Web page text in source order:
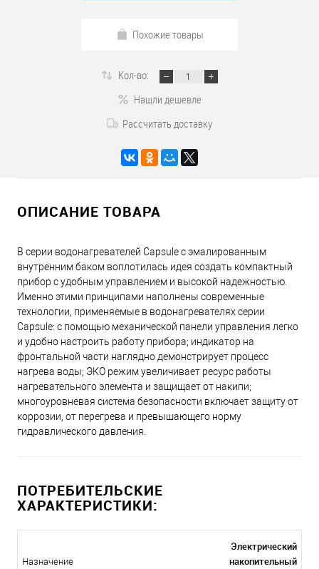
Похожие товары
Кол-во:
Нашли дешевле
Рассчитать доставку
ОПИСАНИЕ ТОВАРА
В серии водонагревателей Capsule с эмалированным
внутренним баком воплотилась идея создать компактный
прибор с удобным управлением и высокой надежностью.
Именно этими принципами наполнены современные
технологии, применяемые в водонагревателях серии
Capsule: с помощью механической панели управления легко
и удобно настроить работу прибора; индикатор на
фронтальной части наглядно демонстрирует процесс
нагрева воды; ЭКО режим увеличивает ресурс работы
нагревательного элемента и защищает от накипи;
многоуровневая система безопасности включает защиту от
коррозии, от перегрева и превышающего норму
гидравлического давления.
ПОТРЕБИТЕЛЬСКИЕ
ХАРАКТЕРИСТИКИ:
Назначение
Электрический
накопительный